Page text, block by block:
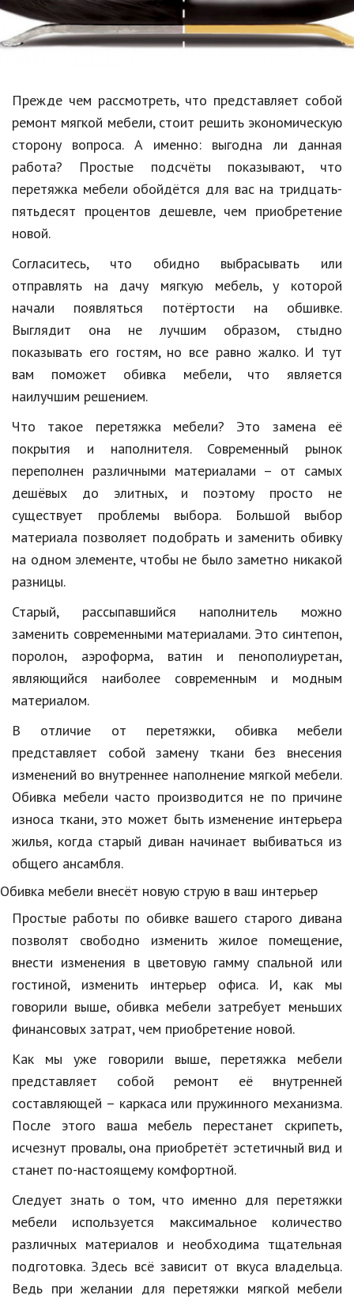
Образование
В мире
Авто, мото
Спорт
Знаменитости
Статьи
Обзоры
Рецепты
Красота и здоровье
Hi-Tech. Интернет
Авто, мото
Дом и сад
Недвижимость
Спорт и фитнес
Психология и отношения
Творчество и рукоделие
Разное
Работа и бизнес
Животные
Еда и напитки
Праздники и подарки
Кинематограф
Домашние животные
Семья и дети
Путешествия
Строительство
Культура и общество
Мода и стиль
Бизнес
Хобби и развлечения
Финансы
Юриспруденция
Природа
Образование
Наука и технологии
Прежде чем рассмотреть, что представляет собой
ремонт мягкой мебели, стоит решить экономическую
сторону вопроса. А именно: выгодна ли данная
работа? Простые подсчёты показывают, что
перетяжка мебели обойдётся для вас на тридцать-
пятьдесят процентов дешевле, чем приобретение
новой.
Согласитесь, что обидно выбрасывать или
отправлять на дачу мягкую мебель, у которой
начали появляться потёртости на обшивке.
Выглядит она не лучшим образом, стыдно
показывать его гостям, но все равно жалко. И тут
вам поможет обивка мебели, что является
наилучшим решением.
Что такое перетяжка мебели? Это замена её
покрытия и наполнителя. Современный рынок
переполнен различными материалами – от самых
дешёвых до элитных, и поэтому просто не
существует проблемы выбора. Большой выбор
материала позволяет подобрать и заменить обивку
на одном элементе, чтобы не было заметно никакой
разницы.
Старый, рассыпавшийся наполнитель можно
заменить современными материалами. Это синтепон,
поролон, аэроформа, ватин и пенополиуретан,
являющийся наиболее современным и модным
материалом.
В отличие от перетяжки, обивка мебели
представляет собой замену ткани без внесения
изменений во внутреннее наполнение мягкой мебели.
Обивка мебели часто производится не по причине
износа ткани, это может быть изменение интерьера
жилья, когда старый диван начинает выбиваться из
общего ансамбля.
Обивка мебели внесёт новую струю в ваш интерьер
Простые работы по обивке вашего старого дивана
позволят свободно изменить жилое помещение,
внести изменения в цветовую гамму спальной или
гостиной, изменить интерьер офиса. И, как мы
говорили выше, обивка мебели затребует меньших
финансовых затрат, чем приобретение новой.
Как мы уже говорили выше, перетяжка мебели
представляет собой ремонт её внутренней
составляющей – каркаса или пружинного механизма.
После этого ваша мебель перестанет скрипеть,
исчезнут провалы, она приобретёт эстетичный вид и
станет по-настоящему комфортной.
Следует знать о том, что именно для перетяжки
мебели используется максимальное количество
различных материалов и необходима тщательная
подготовка. Здесь всё зависит от вкуса владельца.
Ведь при желании для перетяжки мягкой мебели